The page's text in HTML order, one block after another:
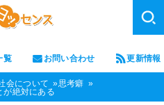
覧 お問い合わせ 更新情報
会について
思考癖
が絶対にある